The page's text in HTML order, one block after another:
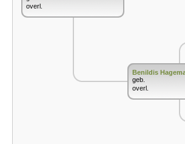
overl.
Benildis
geb.
overl.